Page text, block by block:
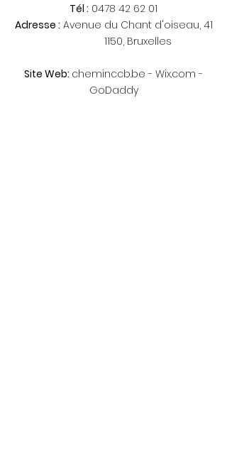
Tél : 0478 42 62 01
Adresse : Avenue du Chant d'oiseau, 41
1150, Bruxelles
Site Web: cheminccb.be - Wix.com -
GoDaddy